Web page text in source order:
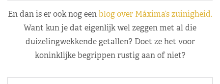
En dan is er ook nog eenblog over Máxima’s zuinigheid.
Want kun je dat eigenlijk wel zeggen met al die
duizelingwekkende getallen? Doet ze het voor
koninklijke begrippen rustig aan of niet?